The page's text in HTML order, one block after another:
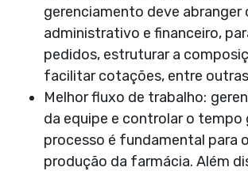
gerenciamento deve abranger
administrativo e financeiro,
pedidos, estruturar a
facilitar cotações, entre
Melhor fluxo de trabalho:
da equipe e controlar o tempo
processo é fundamental para
produção da farmácia. Além